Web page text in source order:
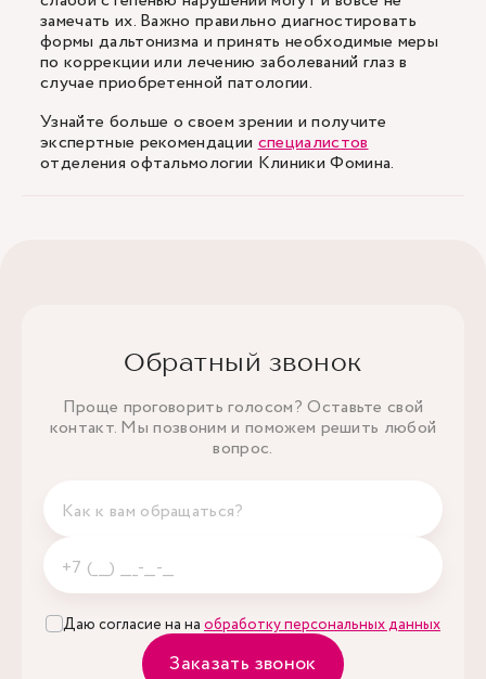
замечать их. Важно правильно диагностировать
формы дальтонизма и принять необходимые меры
по коррекции или лечению заболеваний глаз в
случае приобретенной патологии.
Узнайте больше о своем зрении и получите
экспертные рекомендацииспециалистов
отделения офтальмологии Клиники Фомина.
Обратный звонок
Проще проговорить голосом? Оставьте свой
контакт. Мы позвоним и поможем решить любой
вопрос.
Даю согласие на на обработку персональных данных
Заказать звонок